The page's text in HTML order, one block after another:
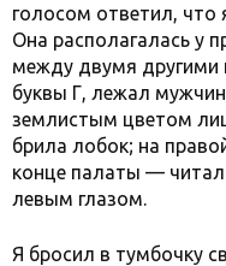
голосом ответил, что
Она располагалась у
между двумя другими
буквы Г, лежал
землистым цветом
брила лобок; на
конце палаты — читал
левым глазом.
Я бросил в тумбочку